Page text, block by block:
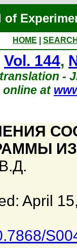
of
HOME
Vol. 144,
-
online at
April